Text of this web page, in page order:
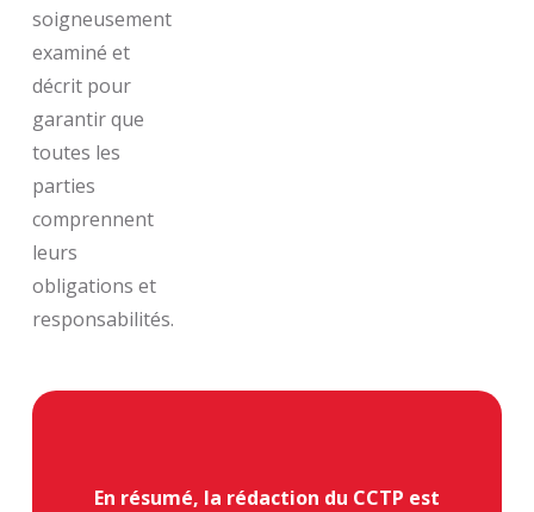
soigneusement
examiné et
décrit pour
garantir que
toutes les
parties
comprennent
leurs
obligations et
responsabilités.
En résumé, la rédaction du CCTP est